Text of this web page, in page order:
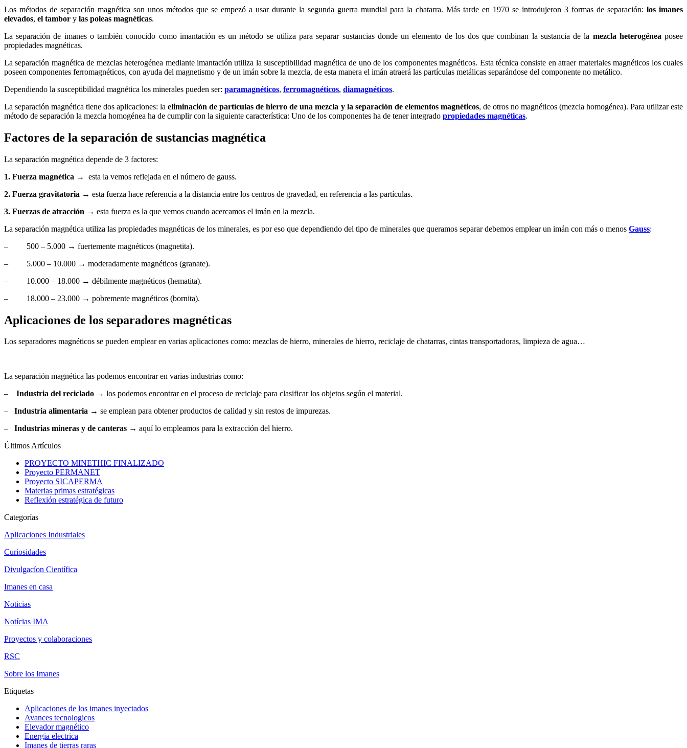
Los métodos de separación magnética son unos métodos que se empezó a usar durante la segunda guerra mundial para la chatarra. Más tarde en 1970 se introdujeron 3 formas de separación: los imanes
elevados, el tambor y las poleas magnéticas.
La separación de imanes o también conocido como imantación es un método se utiliza para separar sustancias donde un elemento de los dos que combinan la sustancia de la mezcla heterogénea posee
propiedades magnéticas.
La separación magnética de mezclas heterogénea mediante imantación utiliza la susceptibilidad magnética de uno de los componentes magnéticos. Esta técnica consiste en atraer materiales magnéticos los cuales
poseen componentes ferromagnéticos, con ayuda del magnetismo y de un imán sobre la mezcla, de esta manera el imán atraerá las partículas metálicas separándose del componente no metálico.
Dependiendo la susceptibilidad magnética los minerales pueden ser: paramagnéticos, ferromagnéticos, diamagnéticos.
La separación magnética tiene dos aplicaciones: laeliminación de partículas de hierro de una mezcla y la separación de elementos magnéticos, de otros no magnéticos (mezcla homogénea). Para utilizar este
método de separación la mezcla homogénea ha de cumplir con la siguiente característica: Uno de los componentes ha de tener integrado propiedades magnéticas.
Factores de la separación de sustancias magnética
La separación magnética depende de 3 factores:
1. Fuerza magnética →
esta la vemos reflejada en el número de gauss.
2. Fuerza gravitatoria → esta fuerza hace referencia a la distancia entre los centros de gravedad, en referencia a las partículas.
3. Fuerzas de atracción → esta fuerza es la que vemos cuando acercamos el imán en la mezcla.
La separación magnética utiliza las propiedades magnéticas de los minerales, es por eso que dependiendo del tipo de minerales que queramos separar debemos emplear un imán con más o menos Gauss:
– 500 – 5.000 → fuertemente magnéticos (magnetita).
– 5.000 – 10.000 → moderadamente magnéticos (granate).
– 10.000 – 18.000 → débilmente magnéticos (hematita).
– 18.000 – 23.000 → pobremente magnéticos (bornita).
Aplicaciones de los separadores magnéticas
Los separadores magnéticos se pueden emplear en varias aplicaciones como: mezclas de hierro, minerales de hierro, reciclaje de chatarras, cintas transportadoras, limpieza de agua…
La separación magnética las podemos encontrar en varias industrias como:
– Industria del reciclado → los podemos encontrar en el proceso de reciclaje para clasificar los objetos según el material.
– Industria alimentaria → se emplean para obtener productos de calidad y sin restos de impurezas.
– Industrias mineras y de canteras → aquí lo empleamos para la extracción del hierro.
Últimos Artículos
PROYECTO MINETHIC FINALIZADO
Proyecto PERMANET
Proyecto SICAPERMA
Materias primas estratégicas
Reflexión estratégica de futuro
Categorías
Aplicaciones Industriales
Curiosidades
Divulgacíon Científica
Imanes en casa
Noticias
Notícias IMA
Proyectos y colaboraciones
RSC
Sobre los Imanes
Etiquetas
Aplicaciones de los imanes inyectados
Avances tecnologicos
Elevador magnético
Energia electrica
Imanes de tierras raras